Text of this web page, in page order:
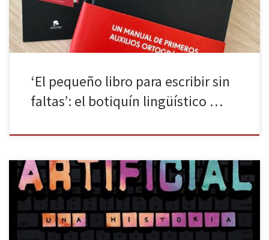
que revisar […]
‘El pequeño libro para escribir sin
faltas’: el botiquín lingüístico …
Salamandra Graphic nos regala una de sus nuevas aventuras
gráficas con Artificial: Una historia de amor de Amy Kurzweil,